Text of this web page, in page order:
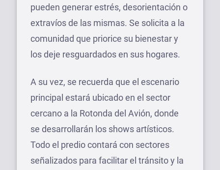
pueden generar estrés, desorientación o
extravíos de las mismas. Se solicita a la
comunidad que priorice su bienestar y
los deje resguardados en sus hogares.
A su vez, se recuerda que el escenario
principal estará ubicado en el sector
cercano a la Rotonda del Avión, donde
se desarrollarán los shows artísticos.
Todo el predio contará con sectores
señalizados para facilitar el tránsito y la